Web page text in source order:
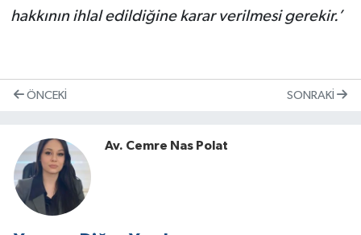
hakkının ihlal edildiğine karar verilmesi gerekir.’
ÖNCEKI SONRAKI
Av. Cemre Nas Polat